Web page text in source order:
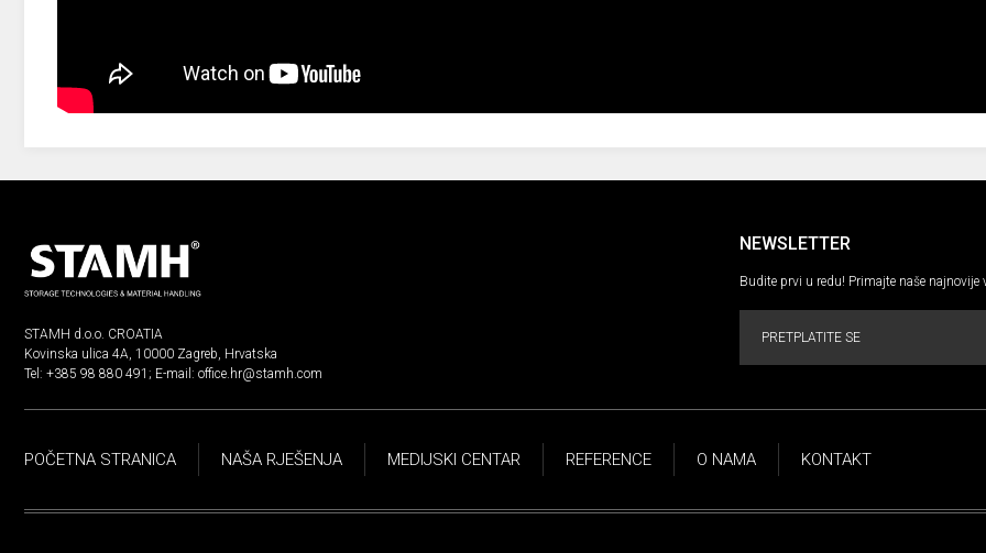
STAMH d.o.o. CROATIA
Kovinska ulica 4A, 10000 Zagreb, Hrvatska
Tel: +385 98 880 491 ; E-mail: office.hr@stamh.com
NEWSLETTER
Budite prvi u redu! Primajte naše
PRETPLATITE SE
POČETNA STRANICA NAŠA RJEŠENJA MEDIJSKI CENTAR REFERENCE O NAMA KONTAKT